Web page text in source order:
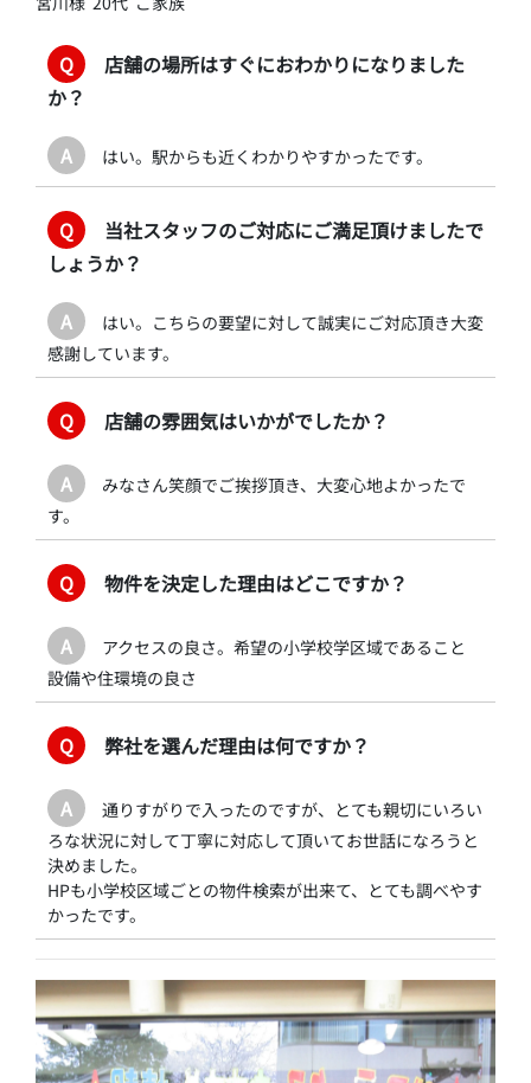
Q
店舗の場所はすぐにおわかりになりました
か？
A はい。駅からも近くわかりやすかったです。
Q
当社スタッフのご対応にご満足頂けましたで
しょうか？
A
はい。こちらの要望に対して誠実にご対応頂き大変
感謝しています。
Q 店舗の雰囲気はいかがでしたか？
A
みなさん笑顔でご挨拶頂き、大変心地よかったで
す。
Q 物件を決定した理由はどこですか？
A
アクセスの良さ。希望の小学校学区域であること
設備や住環境の良さ
Q 弊社を選んだ理由は何ですか？
A
通りすがりで入ったのですが、とても親切にいろい
ろな状況に対して丁寧に対応して頂いてお世話になろうと
決めました。
HPも小学校区域ごとの物件検索が出来て、とても調べやす
かったです。